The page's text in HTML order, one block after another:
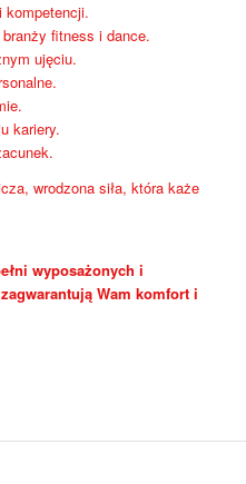
kompetencji.
fitness i dance.
ujęciu.
kariery.
wrodzona siła, która każe
wyposażonych i
Wam komfort i